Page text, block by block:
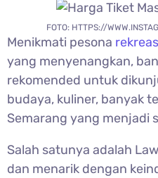
FOTO: HTTPS://
Menikmati pesona
yang menyenangkan,
rekomended untuk
budaya, kuliner, banyak
Semarang yang menjadi
Salah satunya adalah
dan menarik dengan